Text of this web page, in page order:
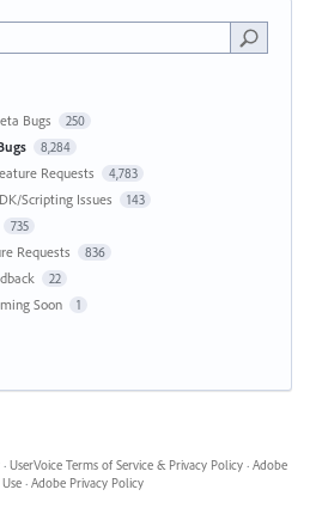
Bugs 250
8,284
Requests 4,783
Scripting Issues 143
735
Requests 836
22
Soon 1
· UserVoice Terms of Service & Privacy Policy · Adobe
· Adobe Privacy Policy